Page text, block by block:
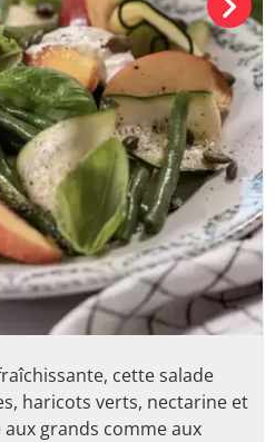
cette salade
haricots verts, nectarine et
grands comme aux